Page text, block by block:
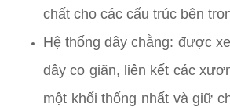
chất cho các cấu trúc bên
Hệ thống dây chằng: được
dây co giãn, liên kết các
một khối thống nhất và giữ